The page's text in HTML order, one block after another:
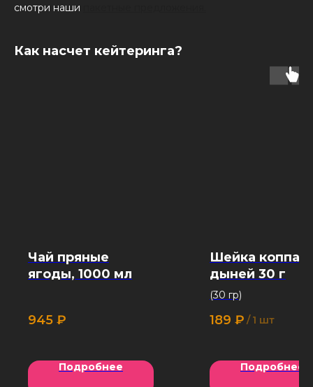
смотри наши
Как насчет кейтеринга?
Чай пряные
ягоды, 1000 мл
945 ₽
Подробнее
Шейка коппа с
дыней 30 г
(30 гр)
189 ₽ / 1 шт
Подробнее